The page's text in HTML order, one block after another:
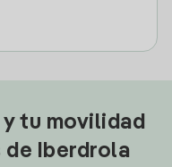
tu movilidad
de Iberdrola